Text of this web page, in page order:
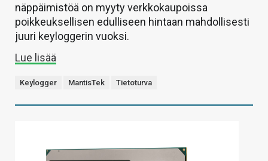
näppäimistöä on myyty verkkokaupoissa
poikkeuksellisen edulliseen hintaan mahdollisesti
juuri keyloggerin vuoksi.
Lue lisää
Keylogger MantisTek Tietoturva